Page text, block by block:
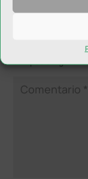
Enviar
Tu dirección de
campos